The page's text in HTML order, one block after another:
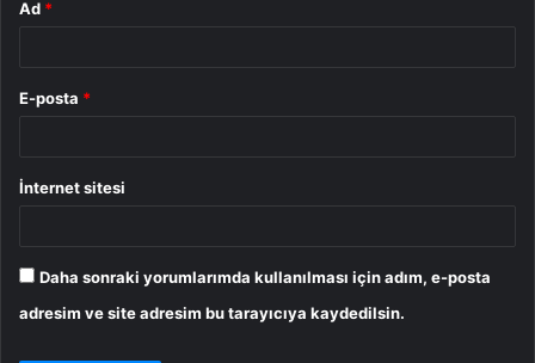
Ad *
E-posta *
İnternet sitesi
Daha sonraki yorumlarımda kullanılması için adım, e-posta
adresim ve site adresim bu tarayıcıya kaydedilsin.